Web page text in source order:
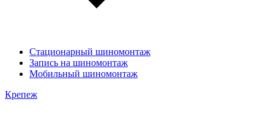
Стационарный шиномонтаж
Запись на шиномонтаж
Мобильный шиномонтаж
Крепеж